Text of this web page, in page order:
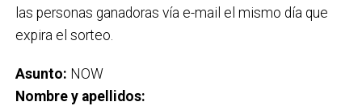
las personas ganadoras vía e-mail el mismo día que
expira el sorteo.
Asunto: NOW
Nombre y apellidos: